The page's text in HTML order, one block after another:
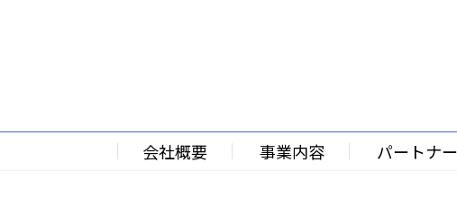
会社概要 事業内容 パートナー